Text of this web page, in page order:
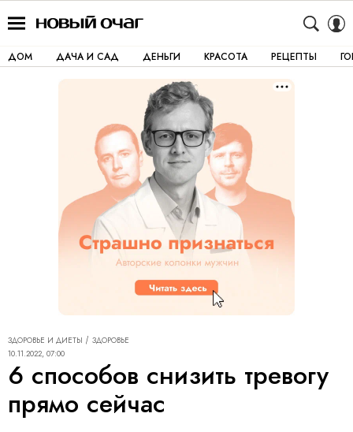
ДОМ ДАЧА И САД ДЕНЬГИ КРАСОТА РЕЦЕПТЫ
ЗДОРОВЬЕ И ДИЕТЫ
ЗДОРОВЬЕ
10.11.2022, 07:00
6 способов снизить тревогу
прямо сейчас